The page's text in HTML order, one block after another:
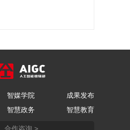
智媒学院
成果发布
智慧政务 智慧教育